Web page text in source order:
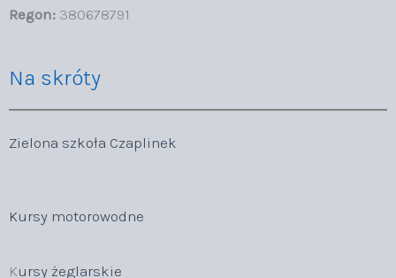
Regon: 380678791
Na skróty
Zielona szkoła Czaplinek
Kursy motorowodne
Kursy żeglarskie